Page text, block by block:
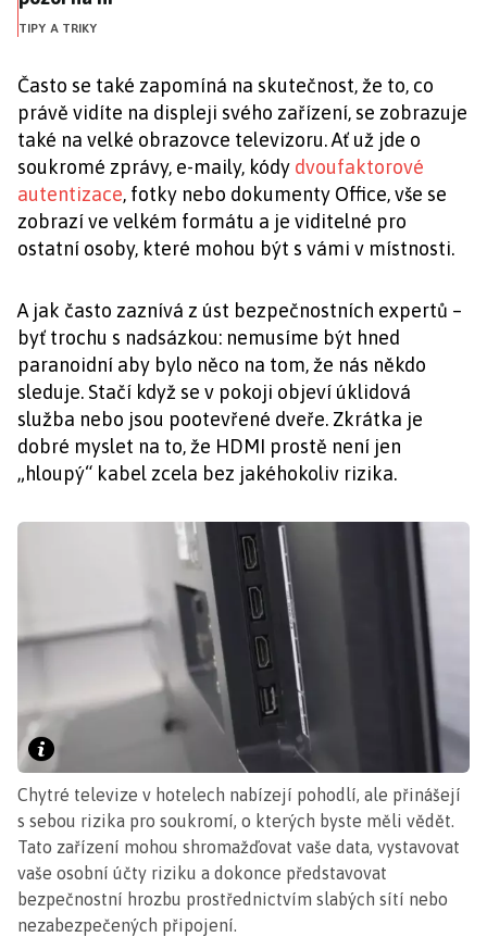
TIPY A TRIKY
Často se také zapomíná na skutečnost, že to, co
právě vidíte na displeji svého zařízení, se zobrazuje
také na velké obrazovce televizoru. Ať už jde o
soukromé zprávy, e-maily, kódy dvoufaktorové
autentizace, fotky nebo dokumenty Office, vše se
zobrazí ve velkém formátu a je viditelné pro
ostatní osoby, které mohou být s vámi v místnosti.
A jak často zaznívá z úst bezpečnostních expertů –
byť trochu s nadsázkou: nemusíme být hned
paranoidní aby bylo něco na tom, že nás někdo
sleduje. Stačí když se v pokoji objeví úklidová
služba nebo jsou pootevřené dveře. Zkrátka je
dobré myslet na to, že HDMI prostě není jen
„hloupý“ kabel zcela bez jakéhokoliv rizika.
Chytré televize v hotelech nabízejí pohodlí, ale přinášejí
s sebou rizika pro soukromí, o kterých byste měli vědět.
Tato zařízení mohou shromažďovat vaše data, vystavovat
vaše osobní účty riziku a dokonce představovat
bezpečnostní hrozbu prostřednictvím slabých sítí nebo
nezabezpečených připojení.